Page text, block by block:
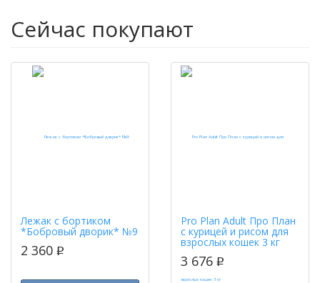
Сейчас покупают
Лежак с бортиком
*Бобровый дворик* №9
2 360 p
Pro Plan Adult Про План
с курицей и рисом для
взрослых кошек 3 кг
3 676 p